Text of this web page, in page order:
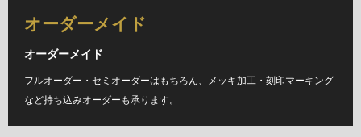
オーダーメイド
オーダーメイド
フルオーダー・セミオーダーはもちろん、メッキ加工・刻印マーキング
など持ち込みオーダーも承ります。